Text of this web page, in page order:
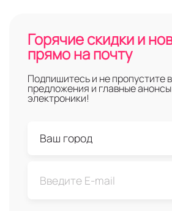
Горячие скидки и
прямо на почту
Подпишитесь и не пропустите
предложения и главные
электроники!